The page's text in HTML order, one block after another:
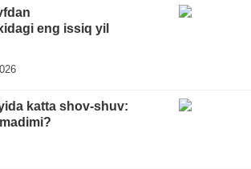
eng issiq yil
katta shov-shuv: